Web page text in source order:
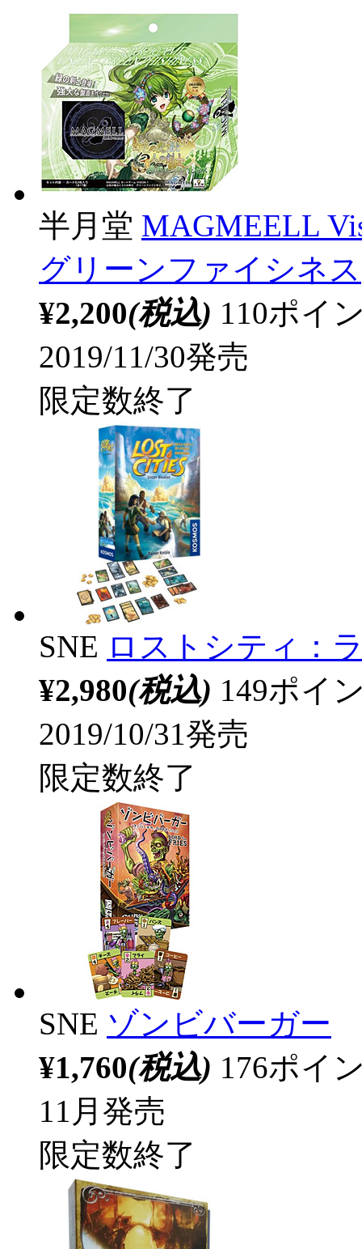
半月堂 MAGMEELL
グリーンファイシネス
¥2,200(税込) 110ポイ
2019/11/30発売
限定数終了
SNE ロストシティ：
¥2,980(税込) 149ポイ
2019/10/31発売
限定数終了
SNE ゾンビバーガー
¥1,760(税込) 176ポイ
11月発売
限定数終了